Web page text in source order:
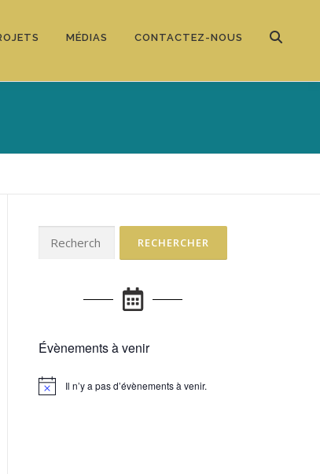
MÉDIAS CONTACTEZ-NOUS
Évènements à venir
Notice Il n’y a pas d’évènements à venir.